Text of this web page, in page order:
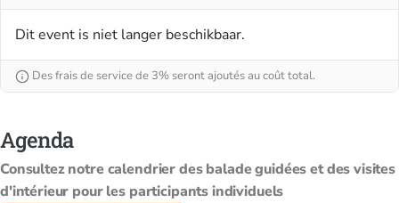
Dit event is niet langer beschikbaar.
Des frais de service de 3% seront ajoutés au coût total.
Agenda
Consultez notre calendrier des balade guidées et des visites
d'intérieur pour les participants individuels